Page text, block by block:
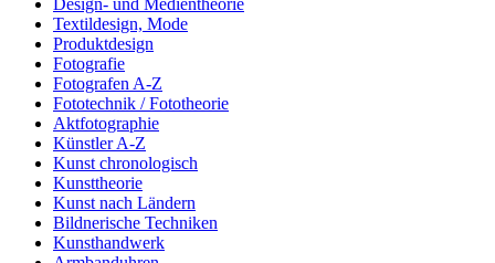
Textildesign, Mode
Produktdesign
Fotografie
Fotografen A-Z
Fototechnik / Fototheorie
Aktfotographie
Künstler A-Z
Kunst chronologisch
Kunsttheorie
Kunst nach Ländern
Bildnerische Techniken
Kunsthandwerk